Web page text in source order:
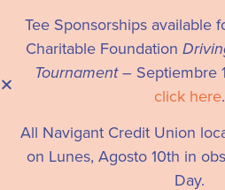
Tee Sponsorships available
Charitable Foundation
Tournament– Septiembre
click here.
All Navigant Credit Union
on Lunes, Agosto 10th in
Day.